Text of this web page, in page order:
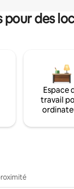
pour des
Espace
travail